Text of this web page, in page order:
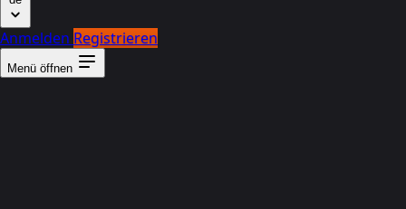
Anmelden Registrieren
Menü öffnen